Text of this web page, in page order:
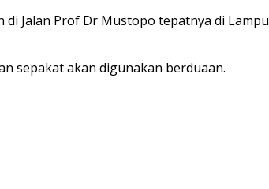
Jalan Prof Dr Mustopo tepatnya di
sepakat akan digunakan berduaan.